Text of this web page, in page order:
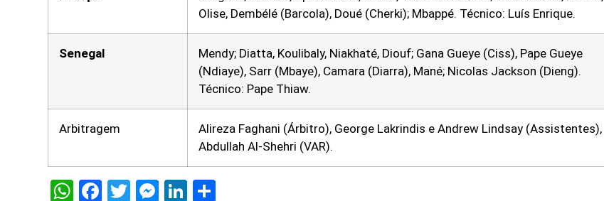
Olise, Dembélé (Barcola), Doué (Cherki); Mbappé. Técnico: Luís Enrique.
Senegal
Mendy; Diatta, Koulibaly, Niakhaté, Diouf; Gana Gueye (Ciss), Pape Gueye
(Ndiaye), Sarr (Mbaye), Camara (Diarra), Mané; Nicolas Jackson (Dieng).
Técnico: Pape Thiaw.
Arbitragem
Alireza Faghani (Árbitro), George Lakrindis e Andrew Lindsay (Assistentes),
Abdullah Al-Shehri (VAR).
WhatsApp
Facebook
Twitter
Messenger
LinkedIn